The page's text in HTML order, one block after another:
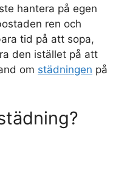
hantera på egen
ren och
tid på att sopa,
den istället på att
om städningen på